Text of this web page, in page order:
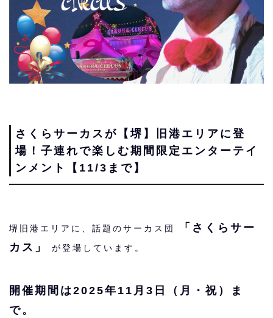
さくらサーカスが【堺】旧港エリアに登
場！子連れで楽しむ期間限定エンターテイ
ンメント【11/3まで】
堺旧港エリアに、話題のサーカス団
「さくらサー
カス」
が登場しています。
開催期間は2025年11月3日（月・祝）ま
で。